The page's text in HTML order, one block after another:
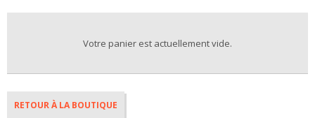
Votre panier est actuellement vide.
RETOUR À LA BOUTIQUE